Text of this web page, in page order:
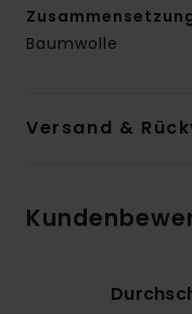
Baumwolle
Versand &